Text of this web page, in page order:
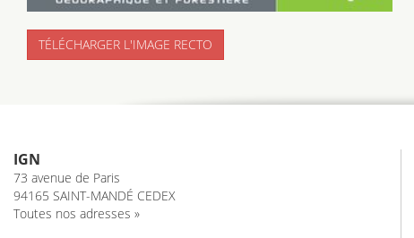
TÉLÉCHARGER L'IMAGE RECTO
IGN
73 avenue de Paris
94165 SAINT-MANDÉ CEDEX
Toutes nos adresses »